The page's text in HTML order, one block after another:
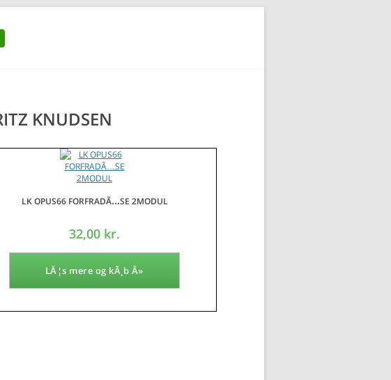
KNUDSEN
LK OPUS66 FORFRADÃ…SE 2MODUL
32,00 kr.
LÃ¦s mere og kÃ¸b Â»